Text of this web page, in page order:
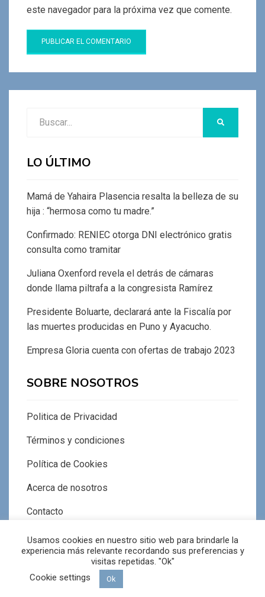
este navegador para la próxima vez que comente.
LO ÚLTIMO
Mamá de Yahaira Plasencia resalta la belleza de su
hija : “hermosa como tu madre.”
Confirmado: RENIEC otorga DNI electrónico gratis
consulta como tramitar
Juliana Oxenford revela el detrás de cámaras
donde llama piltrafa a la congresista Ramírez
Presidente Boluarte, declarará ante la Fiscalía por
las muertes producidas en Puno y Ayacucho.
Empresa Gloria cuenta con ofertas de trabajo 2023
SOBRE NOSOTROS
Politica de Privacidad
Términos y condiciones
Política de Cookies
Acerca de nosotros
Contacto
© Copyright 2026 –
Usamos cookies en nuestro sitio web para brindarle la
experiencia más relevante recordando sus preferencias y
visitas repetidas. "Ok"
Cookie settings
Ok